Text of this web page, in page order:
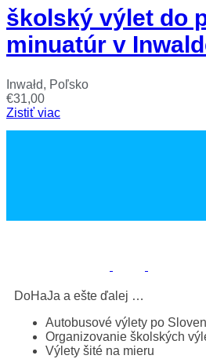
školský výlet do
minuatúr v
Inwałd, Poľsko
€31,00
Zistiť viac
DoHaJa a ešte ďalej …
Autobusové výlety po
Organizovanie školských
Výlety šité na mieru